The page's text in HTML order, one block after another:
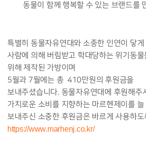
동물이 함께 행복할 수 있는 브랜드를
특별히 동물자유연대와 소중한 인연이 닿
사람에 의해 버림받고 학대당하는 위기동
위해 제작된 가방이며
5월과 7월에는 총 410만원의 후원금을
보내주셨습니다. 동물자유연대에 후원해주
가치로운 소비를 지향하는 마르헨제이를
보내주신 소중한 후원금은 바르게 사용하
https://www.marhenj.co.kr/